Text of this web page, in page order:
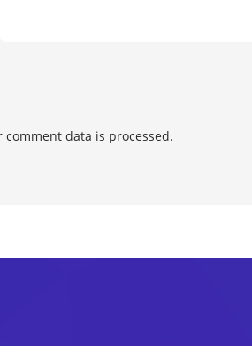
comment data is processed.